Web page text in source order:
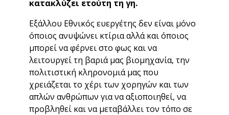
κατακλύζει ετούτη τη γη.
Εξάλλου Εθνικός ευεργέτης δεν είναι μόνο
όποιος ανυψώνει κτίρια αλλά και όποιος
μπορεί να φέρνει στο φως και να
λειτουργεί τη βαριά μας βιομηχανία, την
πολιτιστική κληρονομιά μας που
χρειάζεται το χέρι των χορηγών και των
απλών ανθρώπων για να αξιοποιηθεί, να
προβληθεί και να μεταβάλλει τον τόπο σε